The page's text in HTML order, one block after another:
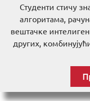
Студенти стичу
алгоритама,
вештачке
других,